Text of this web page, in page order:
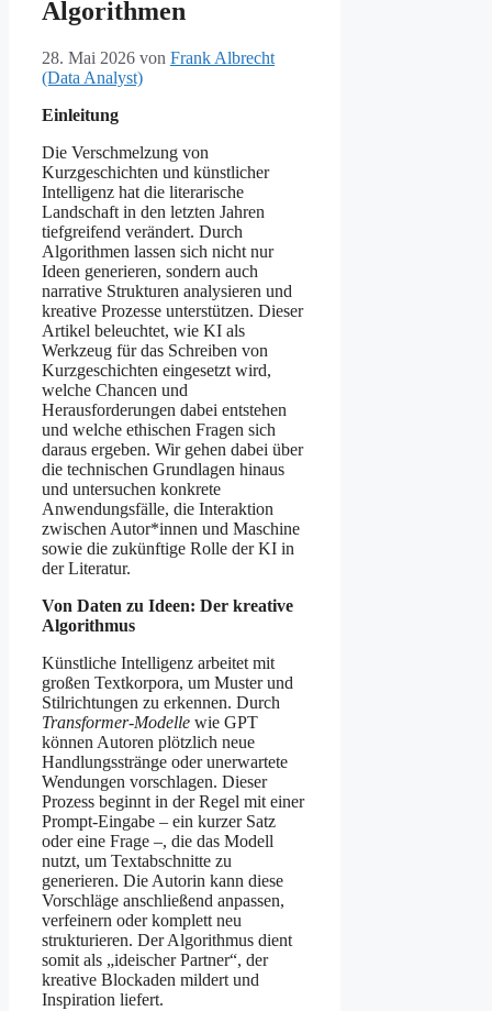
Algorithmen
28. Mai 2026 von Frank Albrecht
(Data Analyst)
Einleitung
Die Verschmelzung von
Kurzgeschichten und künstlicher
Intelligenz hat die literarische
Landschaft in den letzten Jahren
tiefgreifend verändert. Durch
Algorithmen lassen sich nicht nur
Ideen generieren, sondern auch
narrative Strukturen analysieren und
kreative Prozesse unterstützen. Dieser
Artikel beleuchtet, wie KI als
Werkzeug für das Schreiben von
Kurzgeschichten eingesetzt wird,
welche Chancen und
Herausforderungen dabei entstehen
und welche ethischen Fragen sich
daraus ergeben. Wir gehen dabei über
die technischen Grundlagen hinaus
und untersuchen konkrete
Anwendungsfälle, die Interaktion
zwischen Autor*innen und Maschine
sowie die zukünftige Rolle der KI in
der Literatur.
Von Daten zu Ideen: Der kreative
Algorithmus
Künstliche Intelligenz arbeitet mit
großen Textkorpora, um Muster und
Stilrichtungen zu erkennen. Durch
Transformer-Modelle wie GPT
können Autoren plötzlich neue
Handlungsstränge oder unerwartete
Wendungen vorschlagen. Dieser
Prozess beginnt in der Regel mit einer
Prompt‑Eingabe – ein kurzer Satz
oder eine Frage –, die das Modell
nutzt, um Textabschnitte zu
generieren. Die Autorin kann diese
Vorschläge anschließend anpassen,
verfeinern oder komplett neu
strukturieren. Der Algorithmus dient
somit als „ideischer Partner“, der
kreative Blockaden mildert und
Inspiration liefert.